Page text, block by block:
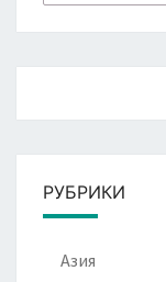
РУБРИКИ
Азия